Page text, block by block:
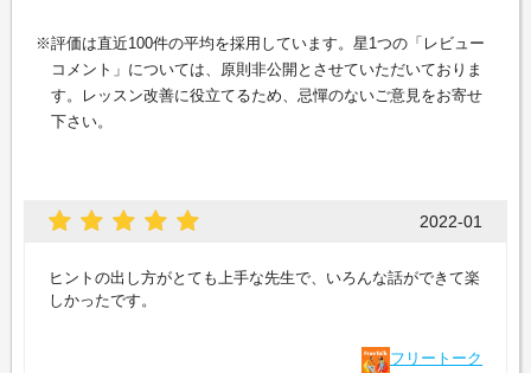
評価は直近100件の平均を採用しています。星1つの「レビュー
コメント」については、原則非公開とさせていただいておりま
す。レッスン改善に役立てるため、忌憚のないご意見をお寄せ
下さい。
2022-01
ヒントの出し方がとても上手な先生で、いろんな話ができて楽
しかったです。
フリートーク